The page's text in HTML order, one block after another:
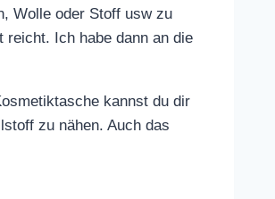
Wolle oder Stoff usw zu
reicht. Ich habe dann an die
kannst du dir
zu nähen. Auch das